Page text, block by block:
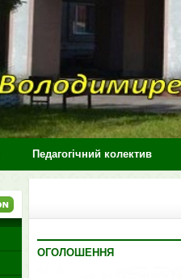
Педагогічний колектив
ОГОЛОШЕННЯ